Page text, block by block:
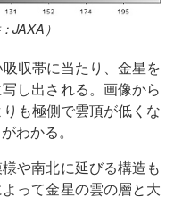
JAXA）
収帯に当たり、金星を
し出される。画像から
も極側で雲頂が低くな
わかる。
や南北に延びる構造も
って金星の雲の層と大